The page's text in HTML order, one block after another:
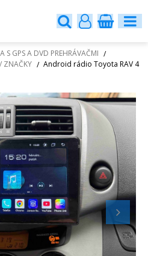
S GPS A DVD PREHRÁVAČMI
ZNAČKY
Android rádio Toyota RAV 4